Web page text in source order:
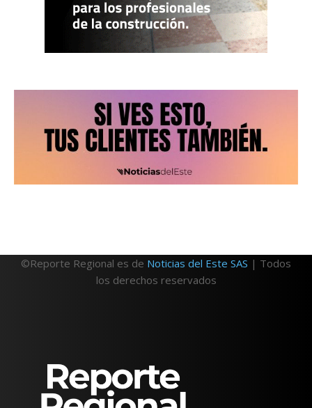
©Reporte Regional es de Noticias del Este SAS | Todos
los derechos reservados